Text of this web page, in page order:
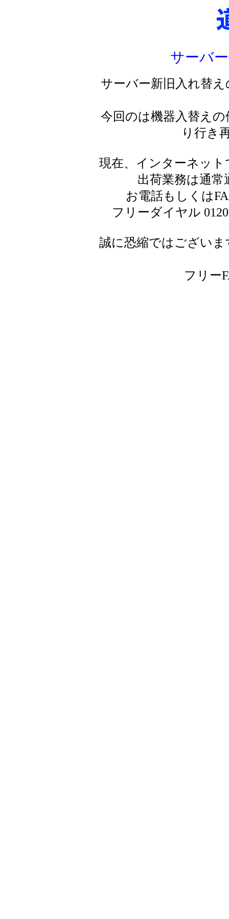
サーバ
サーバー新旧入れ替
今回のは機器入替え
り行き
現在、インターネッ
出荷業務は通
お電話もしくは
フリーダイヤル
誠に恐縮ではござい
フリー